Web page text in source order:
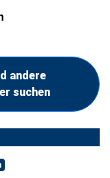
andere
suchen